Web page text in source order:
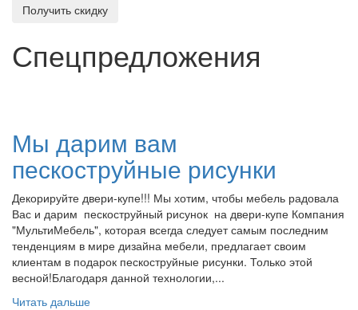
Получить скидку
Спецпредложения
Мы дарим вам
пескоструйные рисунки
Декорируйте двери-купе!!! Мы хотим, чтобы мебель радовала
Вас и дарим пескоструйный рисунок на двери-купе Компания
"МультиМебель", которая всегда следует самым последним
тенденциям в мире дизайна мебели, предлагает своим
клиентам в подарок пескоструйные рисунки. Только этой
весной!Благодаря данной технологии,...
Читать дальше